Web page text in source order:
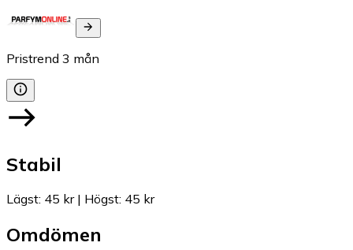
Pristrend 3 mån
Stabil
Lägst: 45 kr| Högst: 45 kr
Omdömen